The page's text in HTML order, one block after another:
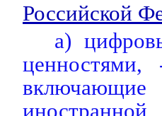
Российской
а)